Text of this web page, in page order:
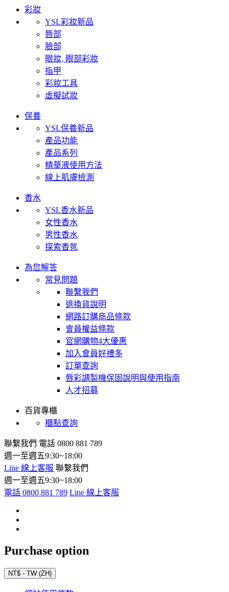
彩妝
YSL彩妝新品
唇部
臉部
眼妝, 眼部彩妝
指甲
彩妝工具
虛擬試妝
保養
YSL保養新品
產品功能
產品系列
精華液使用方法
線上肌膚檢測
香水
YSL香水新品
女性香水
男性香水
探索香氛
為您解答
常見問題
聯繫我們
退換貨說明
網路訂購商品條款
會員權益條款
官網購物4大優惠
加入會員好禮多
訂單查詢
唇彩調製機保固說明與使用指南
人才招募
百貨專櫃
櫃點查詢
聯繫我們 電話 0800 881 789
週一至週五9:30~18:00
Line 線上客服 聯繫我們
週一至週五9:30~18:00
電話 0800 881 789 Line 線上客服
Purchase option
NT$ - TW (ZH)